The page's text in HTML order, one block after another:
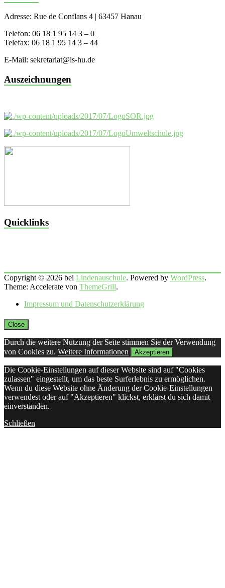
Adresse: Rue de Conflans 4 | 63457 Hanau
Telefon: 06 18 1 95 14 3 – 0
Telefax: 06 18 1 95 14 3 – 44
E-Mail: sekretariat@ls-hu.de
Auszeichnungen
Quicklinks
Copyright © 2026 bei Lindenauschule. Powered by WordPress.
Theme: Accelerate von ThemeGrill.
Impressum und Datenschutzerklärung
Close
Durch die weitere Nutzung der Seite stimmen Sie der Verwendung
von Cookies zu. Weitere Informationen Akzeptieren
Die Cookie-Einstellungen auf dieser Website sind auf "Cookies
zulassen" eingestellt, um das beste Surferlebnis zu ermöglichen.
Wenn du diese Website ohne Änderung der Cookie-Einstellungen
verwendest oder auf "Akzeptieren" klickst, erklärst du sich damit
einverstanden.
Schließen